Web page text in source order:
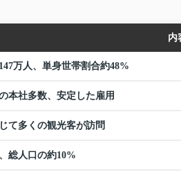
内
万人、単身世帯割合約48%
本社多数、安定した雇用
て多くの観光客が訪問
総人口の約10%